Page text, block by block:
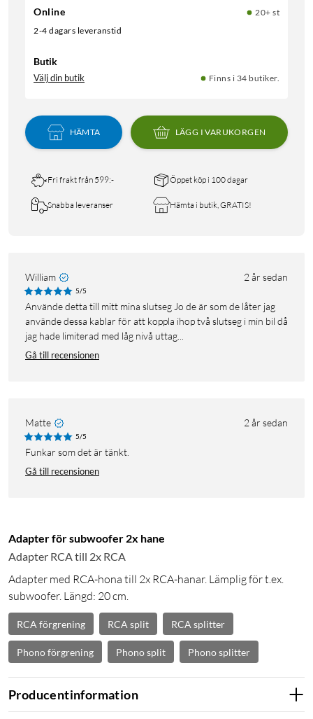
Online
20+ st
2-4 dagars leveranstid
Butik
Välj din butik Finns i 34 butiker.
HÄMTA LÄGG I VARUKORGEN
Fri frakt från 599:- Öppet köp i 100 dagar
Snabba leveranser Hämta i butik, GRATIS!
William 2 år sedan
5/5
Använde detta till mitt mina slutseg Jo de är som de låter jag
använde dessa kablar för att koppla ihop två slutseg i min bil då
jag hade limiterad med låg nivå uttag...
Gå till recensionen
Matte 2 år sedan
5/5
Funkar som det är tänkt.
Gå till recensionen
Adapter för subwoofer 2x hane
Adapter RCA till 2x RCA
Adapter med RCA-hona till 2x RCA-hanar. Lämplig för t.ex.
subwoofer. Längd: 20 cm.
RCA förgrening RCA split RCA splitter
Phono förgrening Phono split Phono splitter
Producentinformation